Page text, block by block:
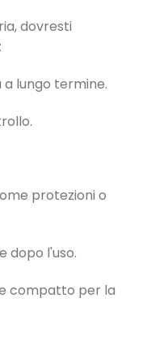
dovresti
lungo termine.
protezioni o
dopo l'uso.
compatto per la